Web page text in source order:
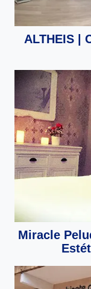
ALTHEIS |
Miracle